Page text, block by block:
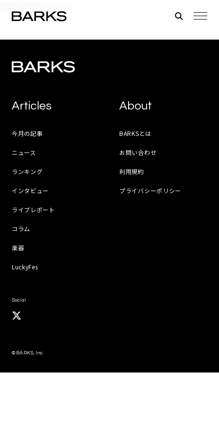
Articles
今月の記事
ニュース
ランキング
インタビュー
ライブレポート
コラム
楽器
LuckyFes
About
BARKSとは
お問い合わせ
利用規約
プライバシーポリシー
Social
© BARKS, Inc.